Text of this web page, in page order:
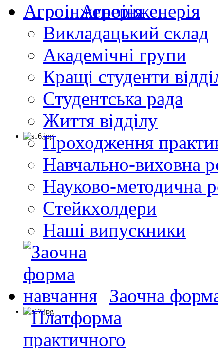
Агроінженерія
Викладацький склад
Академічні групи
Кращі студенти
Студентська рада
Життя відділу
Проходження
Навчально-виховна
Науково-методична
Стейкхолдери
Наші випускники
Заочна